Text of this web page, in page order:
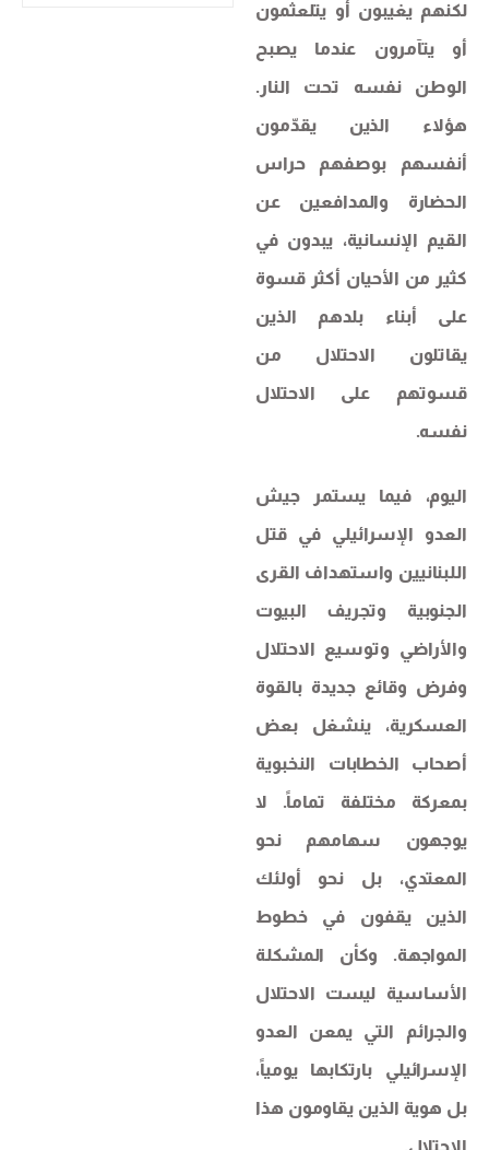
لكنهم يغيبون أو يتلعثمون
أو يتآمرون عندما يصبح
الوطن نفسه تحت النار.
هؤلاء الذين يقدّمون
أنفسهم بوصفهم حراس
الحضارة والمدافعين عن
القيم الإنسانية، يبدون في
كثير من الأحيان أكثر قسوة
على أبناء بلدهم الذين
يقاتلون الاحتلال من
قسوتهم على الاحتلال
نفسه.
اليوم، فيما يستمر جيش
العدو الإسرائيلي في قتل
اللبنانيين واستهداف القرى
الجنوبية وتجريف البيوت
والأراضي وتوسيع الاحتلال
وفرض وقائع جديدة بالقوة
العسكرية، ينشغل بعض
أصحاب الخطابات النخبوية
بمعركة مختلفة تماماً. لا
يوجهون سهامهم نحو
المعتدي، بل نحو أولئك
الذين يقفون في خطوط
المواجهة. وكأن المشكلة
الأساسية ليست الاحتلال
والجرائم التي يمعن العدو
الإسرائيلي بارتكابها يومياً،
بل هوية الذين يقاومون هذا